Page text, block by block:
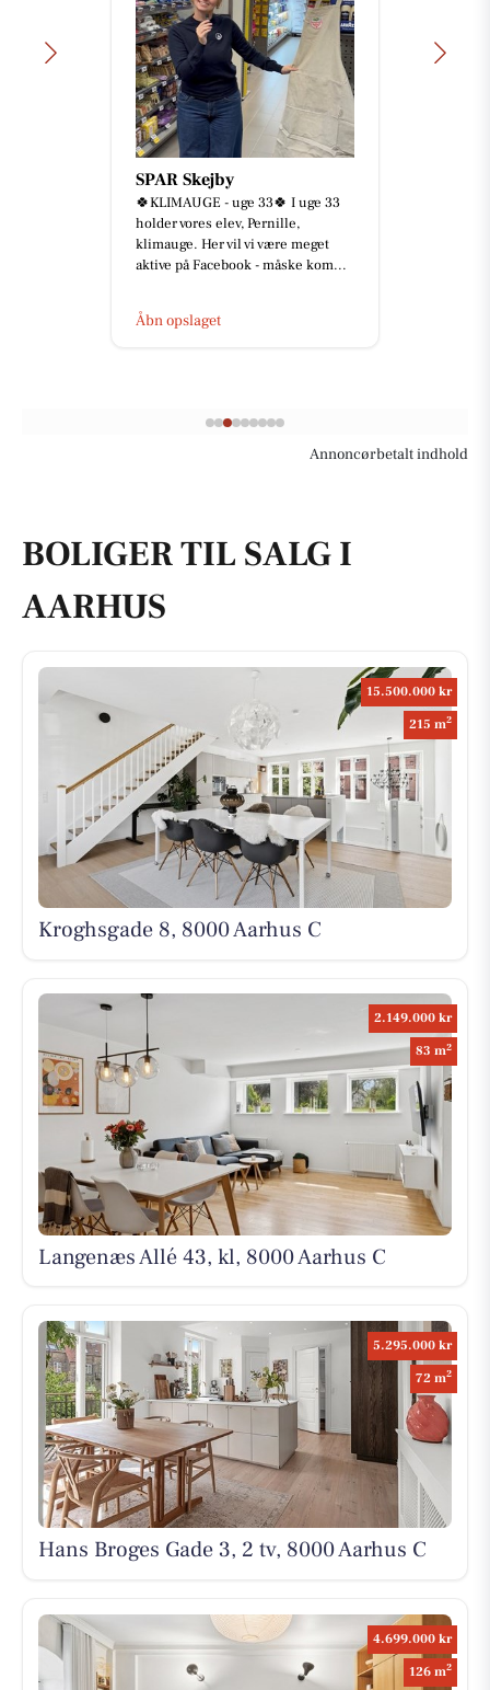
SPAR Skejby
🍀KLIMAUGE - uge 33🍀 I uge 33
holder vores elev, Pernille,
klimauge. Her vil vi være meget
aktive på Facebook - måske kom...
Åbn opslaget
Annoncørbetalt indhold
BOLIGER TIL SALG I
AARHUS
15.500.000 kr
215 m2
Kroghsgade 8, 8000 Aarhus C
2.149.000 kr
83 m2
Langenæs Allé 43, kl, 8000 Aarhus C
5.295.000 kr
72 m2
Hans Broges Gade 3, 2 tv, 8000 Aarhus C
4.699.000 kr
126 m2